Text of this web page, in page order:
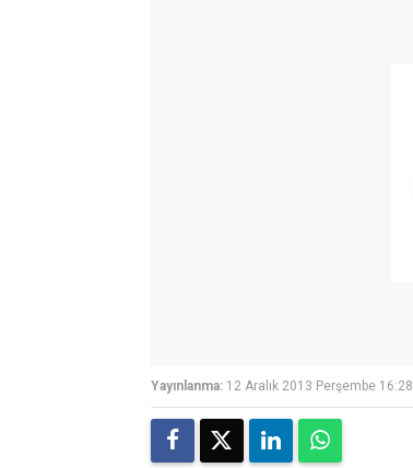
Yayınlanma: 12 Aralık 2013 Perşembe 16:28